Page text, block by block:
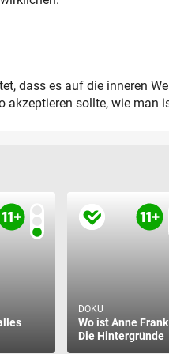
dass es auf die inneren
akzeptieren sollte, wie man
DOKU
Wo ist Anne
Die Hintergründe